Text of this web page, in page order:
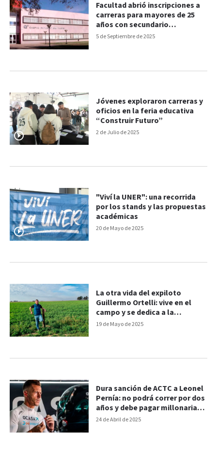
5 de Septiembre de 2025
Facultad abrió inscripciones a
carreras para mayores de 25
años con secundario
incompleto
2 de Julio de 2025
Jóvenes exploraron carreras y
oficios en la feria educativa
“Construir Futuro”
20 de Mayo de 2025
"Viví la UNER": una recorrida
por los stands y las propuestas
académicas
19 de Mayo de 2025
La otra vida del expiloto
Guillermo Ortelli: vive en el
campo y se dedica a la
actividad agropecuaria
24 de Abril de 2025
Dura sanción de ACTC a Leonel
Pernía: no podrá correr por dos
años y debe pagar millonaria
multa